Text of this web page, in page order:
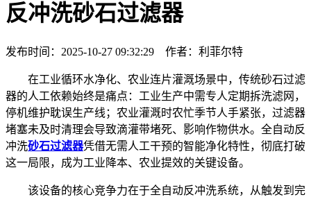
反冲洗砂石过滤器
发布时间：2025-10-27 09:32:29 作者：利菲尔特
在工业循环水净化、农业连片灌溉场景中，传统砂石过滤
器的人工依赖始终是痛点：工业生产中需专人定期拆洗滤网，
停机维护耽误生产线；农业灌溉时农忙季节人手紧张，过滤器
堵塞未及时清理会导致滴灌带堵死、影响作物供水。全自动反
冲洗砂石过滤器凭借无需人工干预的智能净化特性，彻底打破
这一局限，成为工业降本、农业提效的关键设备。
该设备的核心竞争力在于全自动反冲洗系统，从触发到完